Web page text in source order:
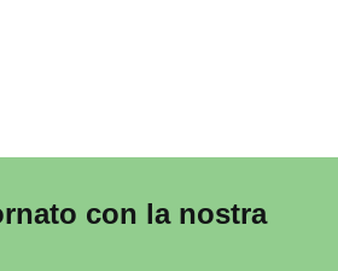
con la nostra